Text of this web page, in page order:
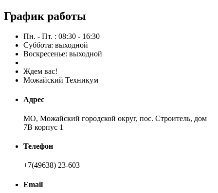
График работы
Пн. - Пт. : 08:30 - 16:30
Суббота: выходной
Воскресенье: выходной
Ждем вас!
Можайский Техникум
Адрес
МО, Можайский городской округ, пос. Строитель, дом
7В корпус 1
Телефон
+7(49638) 23-603
Email